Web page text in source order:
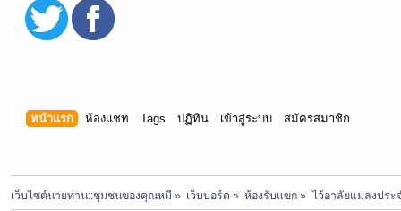
หน้าแรก ห้องแชท Tags ปฏิทิน เข้าสู่ระบบ สมัครสมาชิก
เว็บไซต์นายท่าน::ชุมชนของคุณหมี » เว็บบอร์ด » ห้องรับแขก » ไว้อาลัยแมลงประ